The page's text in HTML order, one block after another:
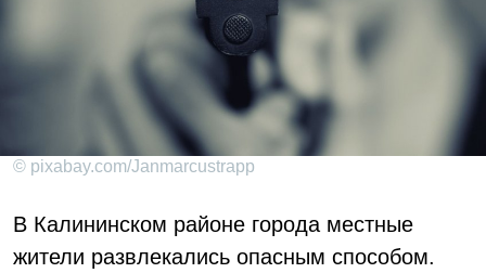
© pixabay.com/Janmarcustrapp
В Калининском районе города местные
жители развлекались опасным способом.